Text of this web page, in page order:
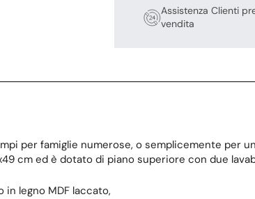
Assistenza Clienti
vendita
per famiglie numerose, o semplicemente per
cm ed è dotato di piano superiore con due
legno MDF laccato,